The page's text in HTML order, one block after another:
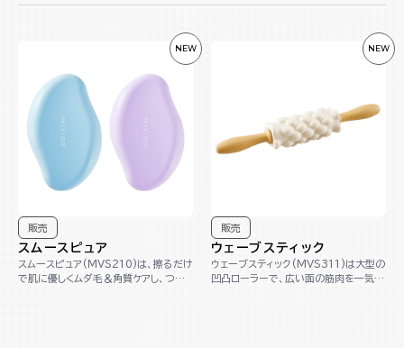
販売
スムースピュア
スムースピュア(MVS210)は、擦るだけ
で肌に優しくムダ毛＆角質ケアし、つる
NEW
販売
ウェーブスティック
ウェーブスティック(MVS311)は大型の
凹凸ローラーで、広い面の筋肉を一気に
NEW